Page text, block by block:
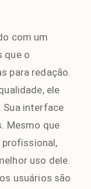
com um
que o
para redação.
ele
Sua interface
Mesmo que
uso dele.
usuários são